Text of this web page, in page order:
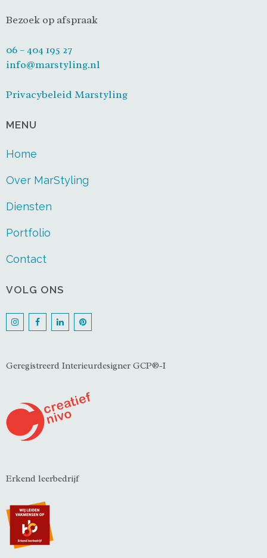
Bezoek op afspraak
06 – 404 195 27
info@marstyling.nl
Privacybeleid Marstyling
MENU
Home
Over MarStyling
Diensten
Portfolio
Contact
VOLG ONS
Geregistreerd Interieurdesigner GCP®-I
Erkend leerbedrijf